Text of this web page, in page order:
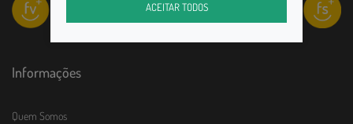
Informações
Quem Somos
ACEITAR TODOS